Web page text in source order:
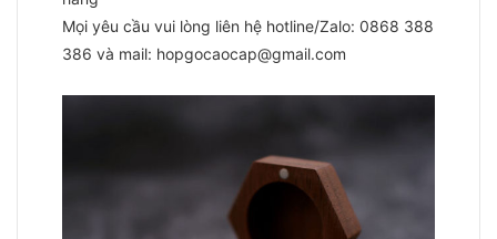
Mọi yêu cầu vui lòng liên hệ hotline/Zalo: 0868 388
386 và mail: hopgocaocap@gmail.com